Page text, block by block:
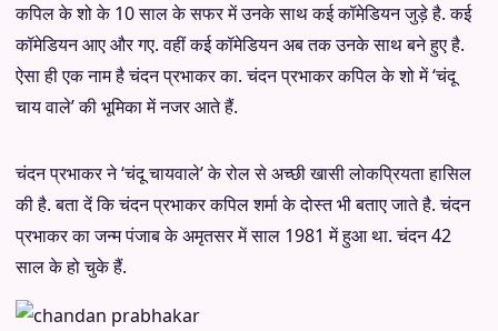
कपिल के शो के 10 साल के सफर में उनके साथ कई कॉमेडियन जुड़े है. कई
कॉमेडियन आए और गए. वहीं कई कॉमेडियन अब तक उनके साथ बने हुए है.
ऐसा ही एक नाम है चंदन प्रभाकर का. चंदन प्रभाकर कपिल के शो में ‘चंदू
चाय वाले’ की भूमिका में नजर आते हैं.
चंदन प्रभाकर ने ‘चंदू चायवाले’ के रोल से अच्छी खासी लोकप्रियता हासिल
की है. बता दें कि चंदन प्रभाकर कपिल शर्मा के दोस्त भी बताए जाते है. चंदन
प्रभाकर का जन्म पंजाब के अमृतसर में साल 1981 में हुआ था. चंदन 42
साल के हो चुके हैं.